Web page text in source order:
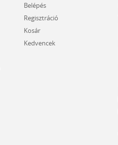
Belépés
Regisztráció
Kosár
Kedvencek